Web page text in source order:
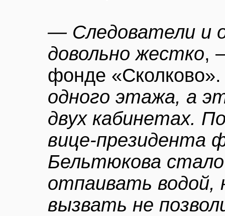
— Следователи и
довольно жестко,
фонде
одного этажа, а
двух кабинетах.
вице-президента
Бельтюкова
отпаивать водой,
вызвать не